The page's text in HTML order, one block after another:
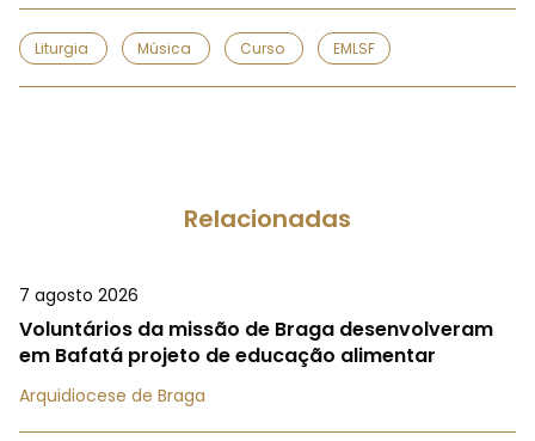
Liturgia Música Curso EMLSF
Relacionadas
7 agosto 2026
Voluntários da missão de Braga desenvolveram
em Bafatá projeto de educação alimentar
Arquidiocese de Braga